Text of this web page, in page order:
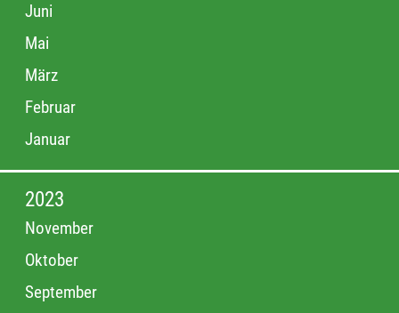
Juni
Mai
März
Februar
Januar
2023
November
Oktober
September